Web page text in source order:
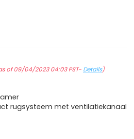
of 09/04/2023 04:03 PST- Details)
rugsysteem met ventilatiekanaal